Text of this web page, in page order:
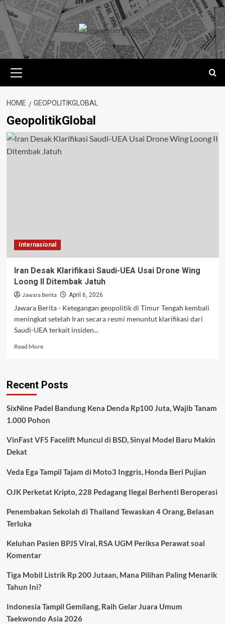
Skip
content
Menu
HOME GEOPOLITIKGLOBAL
GeopolitikGlobal
Internasional
Iran Desak Klarifikasi Saudi-UEA Usai Drone Wing
Loong II Ditembak Jatuh
Jawara Berita April 6, 2026
Jawara Berita - Ketegangan geopolitik di Timur Tengah kembali
meningkat setelah Iran secara resmi menuntut klarifikasi dari
Saudi-UEA terkait insiden...
Read MoreRead
Desak
UEA
Usai
Wing
Ditembak
Jatuh
Recent Posts
SixNine Padel Bandung Kena Denda Rp100 Juta, Wajib Tanam
1.000 Pohon
VinFast VF5 Facelift Muncul di BSD, Sinyal Model Baru Makin
Dekat
Veda Ega Tampil Tajam di Moto3 Inggris, Honda Beri Pujian
OJK Perketat Kripto, 228 Pedagang Ilegal Berhenti Beroperasi
Penembakan Sekolah di Thailand Tewaskan 4 Orang, Belasan
Terluka
Keluhan Pasien BPJS Viral, RSA UGM Periksa Perawat soal
Komentar
Tiga Mobil Listrik Rp 200 Jutaan, Mana Pilihan Paling Menarik
Tahun Ini?
Indonesia Tampil Gemilang, Raih Gelar Juara Umum
Taekwondo Asia 2026